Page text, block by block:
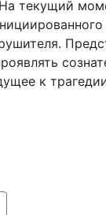
текущий
к